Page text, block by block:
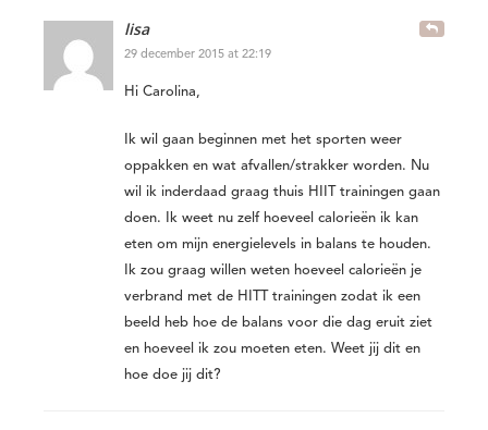
lisa
29 december 2015 at 22:19
Hi Carolina,
Ik wil gaan beginnen met het sporten weer
oppakken en wat afvallen/strakker worden. Nu
wil ik inderdaad graag thuis HIIT trainingen gaan
doen. Ik weet nu zelf hoeveel calorieën ik kan
eten om mijn energielevels in balans te houden.
Ik zou graag willen weten hoeveel calorieën je
verbrand met de HITT trainingen zodat ik een
beeld heb hoe de balans voor die dag eruit ziet
en hoeveel ik zou moeten eten. Weet jij dit en
hoe doe jij dit?